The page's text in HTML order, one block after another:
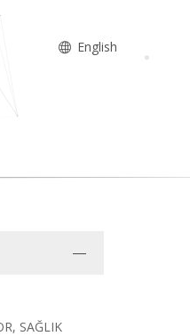
English
SAĞLIK